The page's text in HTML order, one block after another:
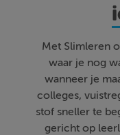
Met Slimleren
waar je nog
wanneer je
colleges,
stof sneller te
gericht op